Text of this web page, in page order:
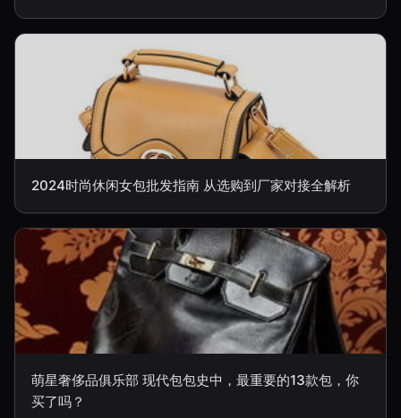
2024时尚休闲女包批发指南 从选购到厂家对接全解析
萌星奢侈品俱乐部 现代包包史中，最重要的13款包，你
买了吗？